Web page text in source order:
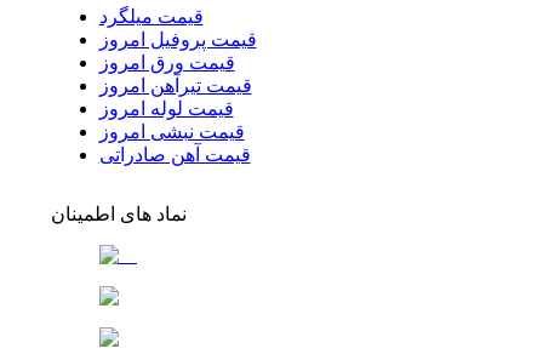
قیمت میلگرد
قیمت پروفیل امروز
قیمت ورق امروز
قیمت تیرآهن امروز
قیمت لوله امروز
قیمت نبشی امروز
قیمت آهن صادراتی
نماد های اطمینان